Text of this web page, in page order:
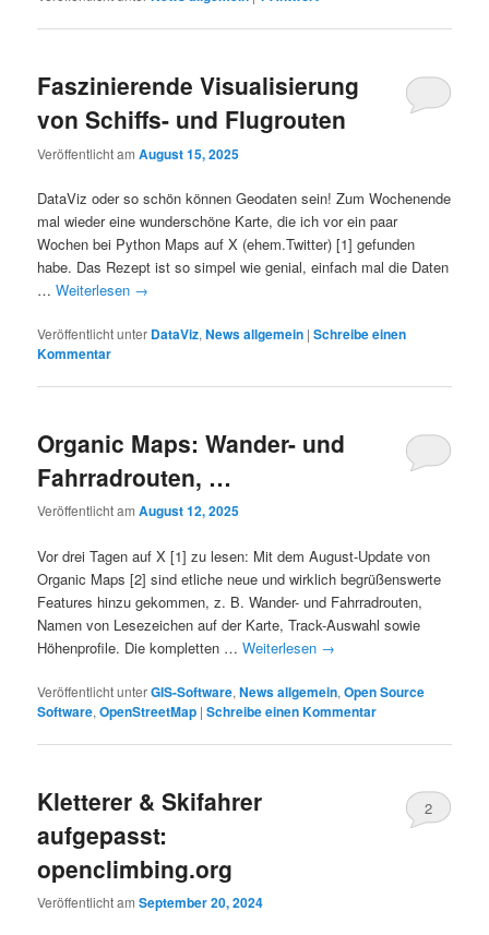
Faszinierende Visualisierung
von Schiffs- und Flugrouten
Veröffentlicht amAugust 15, 2025
DataViz oder so schön können Geodaten sein! Zum Wochenende
mal wieder eine wunderschöne Karte, die ich vor ein paar
Wochen bei Python Maps auf X (ehem.Twitter) [1] gefunden
habe. Das Rezept ist so simpel wie genial, einfach mal die Daten
…Weiterlesen →
Veröffentlicht unter DataViz,News allgemein |Schreibe einen
Kommentar
Organic Maps: Wander- und
Fahrradrouten, …
Veröffentlicht amAugust 12, 2025
Vor drei Tagen auf X [1] zu lesen: Mit dem August-Update von
Organic Maps [2] sind etliche neue und wirklich begrüßenswerte
Features hinzu gekommen, z. B. Wander- und Fahrradrouten,
Namen von Lesezeichen auf der Karte, Track-Auswahl sowie
Höhenprofile. Die kompletten …Weiterlesen →
Veröffentlicht unterGIS-Software,News allgemein,Open Source
Software,OpenStreetMap |Schreibe einen Kommentar
Kletterer & Skifahrer
aufgepasst:
openclimbing.org
Veröffentlicht amSeptember 20, 2024
2